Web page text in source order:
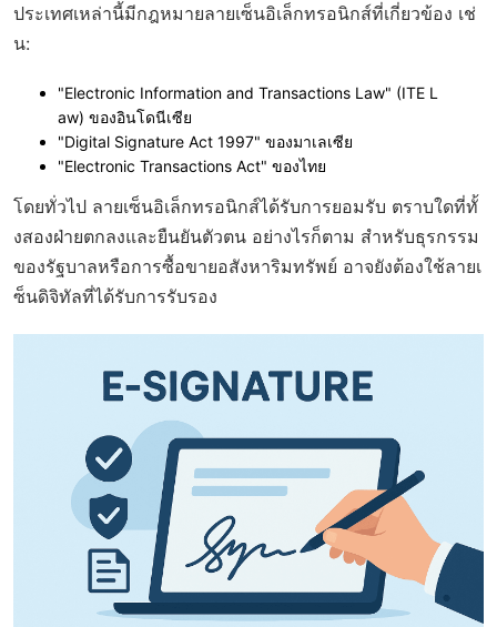
ประเทศเหล่านี้มีกฎหมายลายเซ็นอิเล็กทรอนิกส์ที่เกี่ยวข้อง เช่
น:
"Electronic Information and Transactions Law" (ITE L
aw) ของอินโดนีเซีย
"Digital Signature Act 1997" ของมาเลเซีย
"Electronic Transactions Act" ของไทย
โดยทั่วไป ลายเซ็นอิเล็กทรอนิกส์ได้รับการยอมรับ ตราบใดที่ทั้
งสองฝ่ายตกลงและยืนยันตัวตน อย่างไรก็ตาม สำหรับธุรกรรม
ของรัฐบาลหรือการซื้อขายอสังหาริมทรัพย์ อาจยังต้องใช้ลายเ
ซ็นดิจิทัลที่ได้รับการรับรอง